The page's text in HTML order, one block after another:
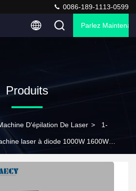
0086-189-1113-0599
Parlez
Produits
D'épilation De Laser > 1-
laser à diode 1000W 1600W